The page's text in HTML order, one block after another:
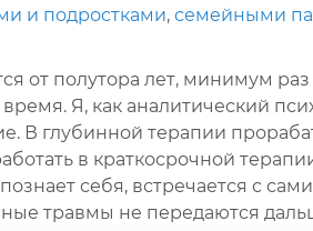
и подростками, семейными
от полутора лет, минимум
Я, как аналитический
В глубинной терапии
в краткосрочной
себя, встречается с
травмы не передаются